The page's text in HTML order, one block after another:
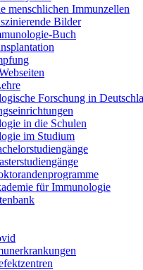
menschlichen Immunzellen
Bilder
Buch
Forschung in
in die Schulen
im Studium
für Immunologie